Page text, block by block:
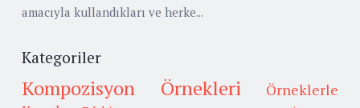
amacıyla kullandıkları ve herke...
Kategoriler
Kompozisyon Örnekleri
Örneklerle